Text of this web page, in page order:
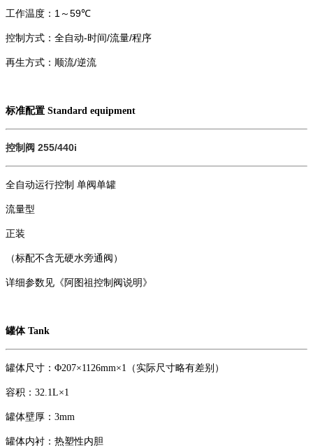
工作温度： 1 ～ 59℃
控制方式：全自动- 时间/流量/程序
再生方式：顺流/逆流
标准配置 Standard equipment
控制阀 255/440i
全自动运行控制 单阀单罐
流量型
正装
（标配不含无硬水旁通阀）
详细参数见《阿图祖控制阀说明》
罐体 Tank
罐体尺寸：Φ207×1126mm×1（实际尺寸略有差别）
容积：32.1L×1
罐体壁厚：3mm
罐体内衬：热塑性内胆